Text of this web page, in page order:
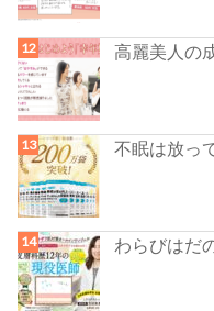
高麗美人の
不眠は放っ
わらびはだ